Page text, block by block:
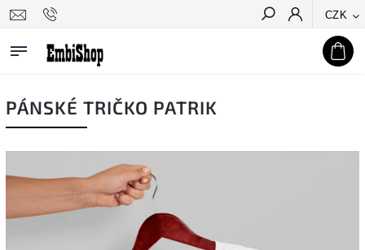
CZK
Hledat
PÁNSKÉ TRIČKO PATRIK